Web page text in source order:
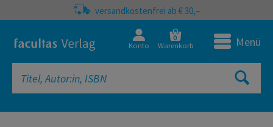
versandkostenfrei ab € 30,–
Konto
0
Warenkorb Menü